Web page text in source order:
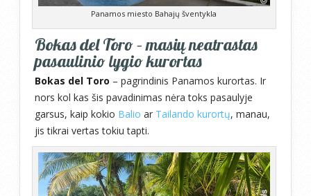
Panamos miesto Bahajų šventykla
Bokas del Toro – masių neatrastas
pasaulinio lygio kurortas
Bokas del Toro – pagrindinis Panamos kurortas. Ir
nors kol kas šis pavadinimas nėra toks pasaulyje
garsus, kaip kokio Balio ar Tailando kurortų, manau,
jis tikrai vertas tokiu tapti.